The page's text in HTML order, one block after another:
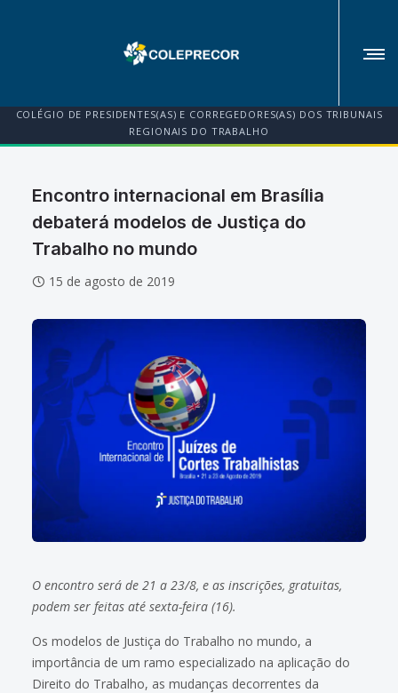
COLÉGIO DE PRESIDENTES(AS) E CORREGEDORES(AS) DOS TRIBUNAIS
REGIONAIS DO TRABALHO
Encontro internacional em Brasília
debaterá modelos de Justiça do
Trabalho no mundo
15 de agosto de 2019
O encontro será de 21 a 23/8, e as inscrições, gratuitas,
podem ser feitas até sexta-feira (16).
Os modelos de Justiça do Trabalho no mundo, a
importância de um ramo especializado na aplicação do
Direito do Trabalho, as mudanças decorrentes da